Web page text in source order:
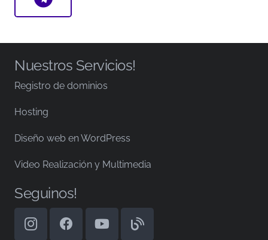
Nuestros Servicios!
Registro de dominios
Hosting
Diseño web en WordPress
Video Realización y Multimedia
Seguinos!